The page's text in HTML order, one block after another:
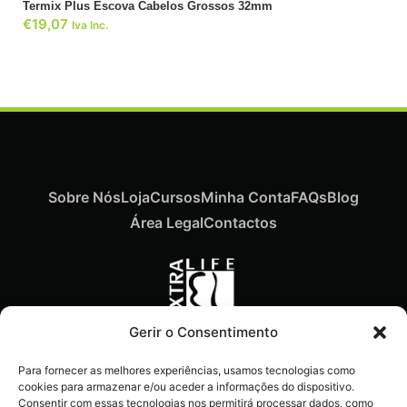
Gerir o Consentimento
Para fornecer as melhores experiências, usamos tecnologias como
cookies para armazenar e/ou aceder a informações do dispositivo.
Consentir com essas tecnologias nos permitirá processar dados, como
Termix Plus Escova Cabelos Grossos 32mm
€19,07 Iva Inc.
novidades e dicas
imperdíveis diretamente no
Sobre NósLojaCursosMinha ContaFAQsBlog
Área LegalContactos